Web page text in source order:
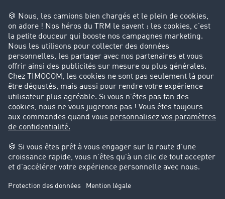
Entreprise
Parrainage clients
Success Stories
Cadre légal
Mentions légales
Protection des données
Cookie-Einstellungen